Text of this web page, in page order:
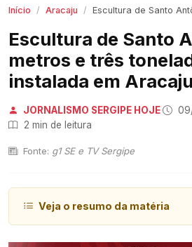
Início Aracaju Escultura de Santo Antônio de 12
Escultura de Santo
metros e três
instalada em Aracaju
JORNALISMO SERGIPE HOJE·
2 min de leitura
Fonte: g1 SE e TV Sergipe
Veja o resumo da matéria